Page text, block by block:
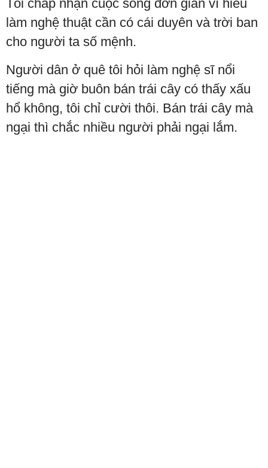
Tôi chấp nhận cuộc sống đơn giản vì hiểu
làm nghệ thuật cần có cái duyên và trời ban
cho người ta số mệnh.
Người dân ở quê tôi hỏi làm nghệ sĩ nổi
tiếng mà giờ buôn bán trái cây có thấy xấu
hổ không, tôi chỉ cười thôi. Bán trái cây mà
ngại thì chắc nhiều người phải ngại lắm.